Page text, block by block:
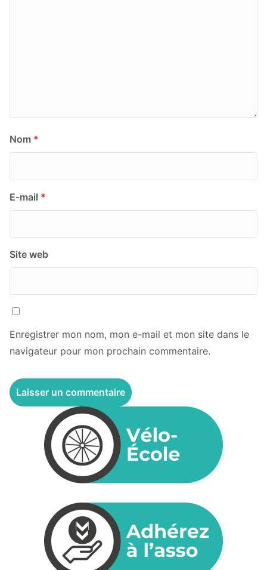
Nom *
E-mail *
Site web
Enregistrer mon nom, mon e-mail et mon site dans le
navigateur pour mon prochain commentaire.